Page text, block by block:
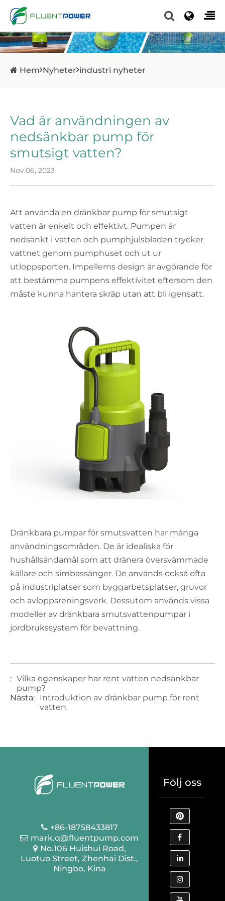
Hem Nyheter industri nyheter
Vad är användningen av
nedsänkbar pump för
smutsigt vatten?
Nov.06, 2023
Att använda en dränkbar pump för smutsigt
vatten är enkelt och effektivt. Pumpen är
nedsänkt i vatten och pumphjulsbladen trycker
vattnet genom pumphuset och ut ur
utloppsporten. Impellerns design är avgörande för
att bestämma pumpens effektivitet eftersom den
måste kunna hantera skräp utan att bli igensatt.
Dränkbara pumpar för smutsvatten har många
användningsområden. De är idealiska för
hushållsändamål som att dränera översvämmade
källare och simbassänger. De används också ofta
på industriplatser som byggarbetsplatser, gruvor
och avloppsreningsverk. Dessutom används vissa
modeller av dränkbara smutsvattenpumpar i
jordbrukssystem för bevattning.
: Vilka egenskaper har rent vatten nedsänkbar
pump?
Nästa: Introduktion av dränkbar pump för rent
vatten
+86-18758433817
mark.q@fluentpump.com
No.106 Huishui Road,
Luotuo Street, Zhenhai Dist.,
Ningbo, Kina
Följ oss